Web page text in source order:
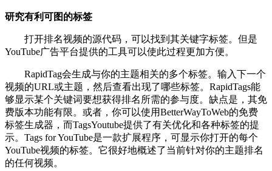
研究有利可图的标签
打开排名视频的源代码，可以找到其关键字标签。但是
YouTube广告平台提供的工具可以使此过程更加方便。
RapidTag会生成与你的主题相关的多个标签。输入下一个
视频的URL或主题，然后查看出现了哪些标签。RapidTags能
够显示某个关键词要想获得排名所需的参与度。缺点是，其免
费版本功能有限。或者，你可以使用BetterWayToWeb的免费
标签生成器，而TagsYoutube提供了有关优化和各种标签的提
示。Tags for YouTube是一款扩展程序，可显示你打开的每个
YouTube视频的标签。它很好地概述了当前针对你的主题排名
的任何视频。